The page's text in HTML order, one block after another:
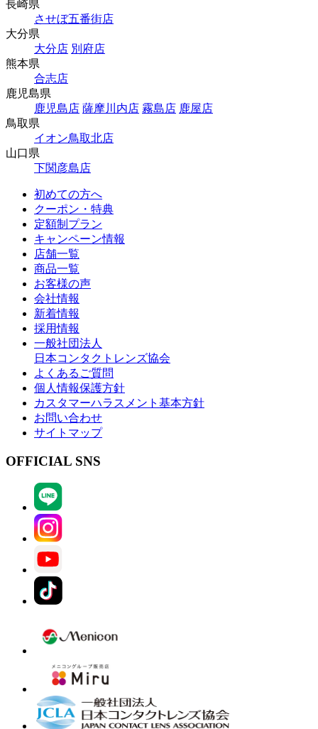
長崎県
させぼ五番街店
大分県
大分店 別府店
熊本県
合志店
鹿児島県
鹿児島店 薩摩川内店 霧島店 鹿屋店
鳥取県
イオン鳥取北店
山口県
下関彦島店
初めての方へ
クーポン・特典
定額制プラン
キャンペーン情報
店舗一覧
商品一覧
お客様の声
会社情報
新着情報
採用情報
一般社団法人
日本コンタクトレンズ協会
よくあるご質問
個人情報保護方針
カスタマーハラスメント基本方針
お問い合わせ
サイトマップ
OFFICIAL SNS